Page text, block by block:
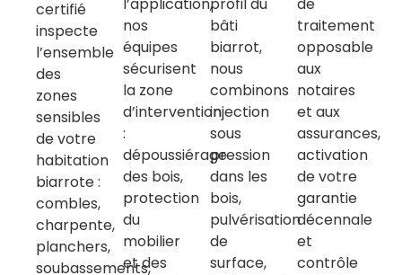
certifié
inspecte
l’ensemble
des
zones
sensibles
de votre
habitation
biarrote :
combles,
charpente,
planchers,
soubassements,
l’application,
nos
équipes
sécurisent
la zone
d’intervention
:
dépoussiérage
des bois,
protection
du
mobilier
et des
profil du
bâti
biarrot,
nous
combinons
injection
sous
pression
dans les
bois,
pulvérisation
de
surface,
de
traitement
opposable
aux
notaires
et aux
assurances,
activation
de votre
garantie
décennale
et
contrôle